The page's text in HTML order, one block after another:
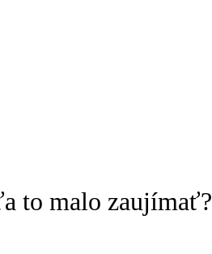
to malo zaujímať?